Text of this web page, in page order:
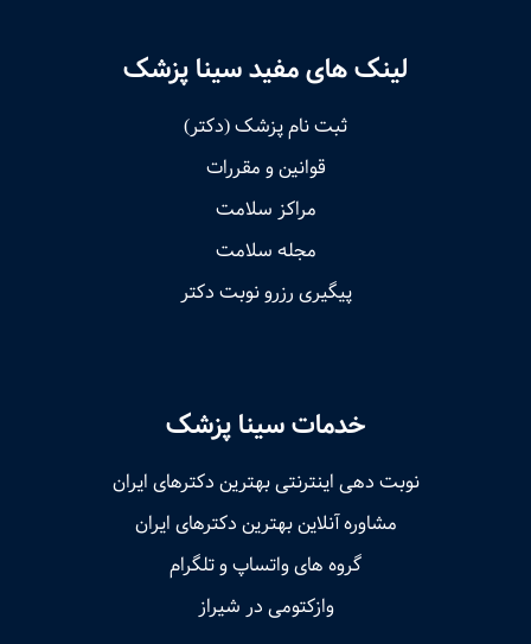
لینک های مفید سینا پزشک
ثبت نام پزشک (دکتر)
قوانین و مقررات
مراکز سلامت
مجله سلامت
پیگیری رزرو نوبت دکتر
خدمات سینا پزشک
نوبت‌ دهی اینترنتی بهترین دکترهای ایران
مشاوره آنلاین بهترین دکترهای ایران
گروه های واتساپ و تلگرام
وازکتومی در شیراز